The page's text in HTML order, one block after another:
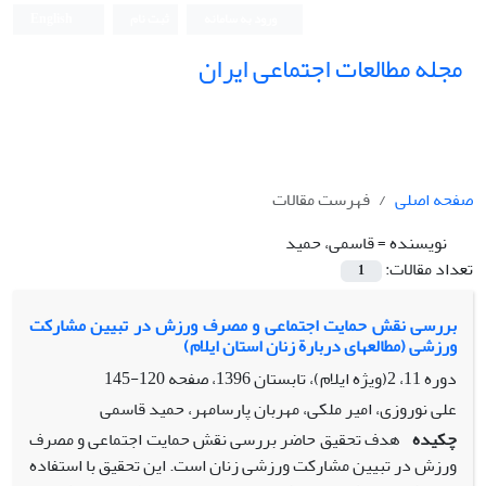
مجله مطالعات اجتماعی ایران
صفحه اصلی
فهرست مقالات
نویسنده =قاسمی، حمید
تعداد مقالات:
1
بررسی نقش حمایت اجتماعی و مصرف ورزش در تبیین مشارکت
ورزشی (مطالعهای دربارة زنان استان ایلام)
دوره 11، 2(ویژه ایلام)، تابستان 1396، صفحه
120-145
علی نوروزی، امیر ملکی، مهربان پارسامهر، حمید قاسمی
چکیده هدف تحقیق حاضر بررسی نقش حمایت اجتماعی و مصرف
ورزش در تبیین مشارکت ورزشی زنان است. این تحقیق با استفاده